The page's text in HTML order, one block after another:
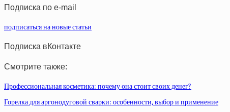
Подписка по e-mail
подписаться на новые статьи
Подписка вКонтакте
Смотрите также:
Профессиональная косметика: почему она стоит своих денег?
Горелка для аргонодуговой сварки: особенности, выбор и применение